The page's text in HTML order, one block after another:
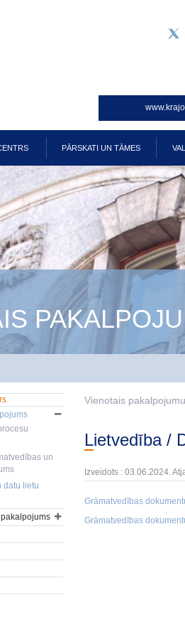
PĀRSKATI UN TĀMES
Vienotais
Lietvedība /
Izveidots : 03.06.2024.
Grāmatvedības
Grāmatvedības
un
datu lietu